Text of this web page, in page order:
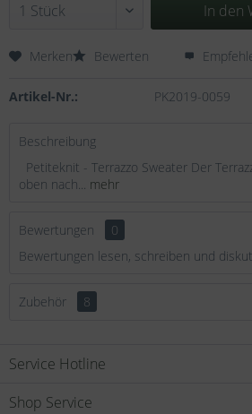
In den
Merken Bewerten
Artikel-Nr.: PK2019-0059
Beschreibung
Petiteknit - Terrazzo Sweater Der
oben nach... mehr
Bewertungen
0
Bewertungen lesen, schreiben und
Zubehör 8
Service Hotline
Shop Service